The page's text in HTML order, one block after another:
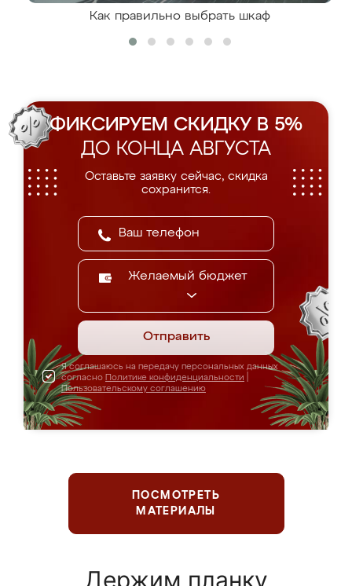
Как правильно выбрать шкаф
ФИКСИРУЕМ СКИДКУ В 5%
ДО КОНЦА АВГУСТА
Оставьте заявку сейчас, скидка
сохранится.
Желаемый бюджет
Отправить
Я соглашаюсь на передачу персональных данных
согласно Политике конфиденциальности
Пользовательскому соглашению
ПОСМОТРЕТЬ
МАТЕРИАЛЫ
Держим планку